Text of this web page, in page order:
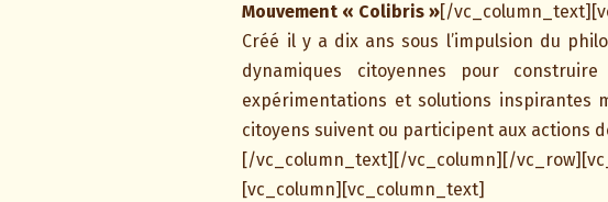
Mouvement « Colibris »[/
Créé il y a dix ans sous l’impulsion du
dynamiques citoyennes pour
expérimentations et solutions inspirantes
citoyens suivent ou participent aux actions
[/vc_column_text][/vc_column][/
[vc_column][vc_column_text]